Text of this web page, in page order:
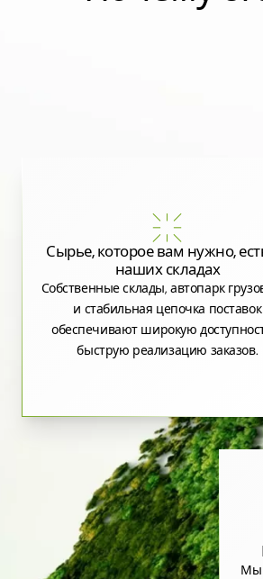
Сырье, которое вам нужно,
наших складах
Собственные склады, автопарк
и стабильная цепочка поставок
обеспечивают широкую
быструю реализацию заказов.
Мы